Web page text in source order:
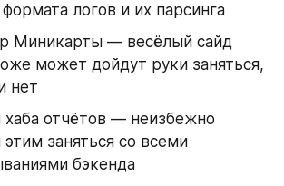
логов и их парсинга
Миникарты — весёлый сайд
может дойдут руки заняться,
нет
хаба отчётов — неизбежно
этим заняться со всеми
бэкенда